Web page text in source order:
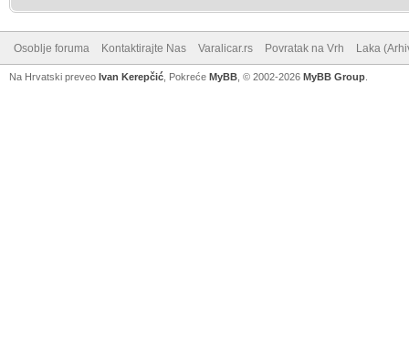
Osoblje foruma Kontaktirajte Nas Varalicar.rs Povratak na Vrh Laka
Na Hrvatski preveo Ivan Kerepčić , Pokreće MyBB , © 2002-2026 MyBB Group